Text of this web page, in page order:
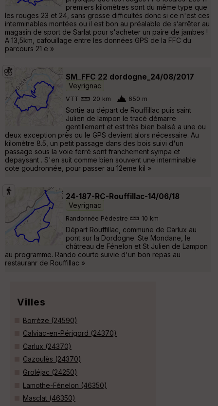
premiers kilomètres sont du même type que
les rouges 23 et 24, sans grosse difficultés donc si ce n'est ces
interminables montées ou il est bon au préalable de s’arrêter au
magasin de sport de Sarlat pour s'acheter un paire de jambes !
A 13,5km, cafouillage entre les données GPS de la FFC du
parcours 21 e »
SM_FFC 22 dordogne_24/08/2017
Veyrignac
VTT 20 km 650 m
Sortie au départ de Rouffillac puis saint
Julien de lampon le tracé démarre
gentillement et est très bien balisé a une ou
deux exception près ou le GPS devient alors nécessaire. Au
kilomètre 8.5, un petit passage dans des bois suivi d'un
passage sous la voie ferré sont franchement sympa et
depaysant . S'en suit comme bien souvent une interminable
cote goudronnée, pour passer au 12eme kil »
24-187-RC-Rouffillac-14/06/18
Veyrignac
Randonnée Pédestre 10 km
Départ Rouffillac, commune de Carlux au
pont sur la Dordogne. Ste Mondane, le
châtreau de Fénelon et St Julien de Lampon
au programme. Rando courte suivie d'un bon repas au
restauranr de Rouffillac »
Villes
Borrèze (24590)
Calviac-en-Périgord (24370)
Carlux (24370)
Cazoulès (24370)
Groléjac (24250)
Lamothe-Fénelon (46350)
Masclat (46350)